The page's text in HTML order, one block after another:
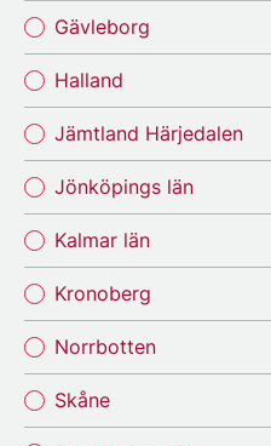
Gävleborg
Halland
Jämtland Härjedalen
Jönköpings län
Kalmar län
Kronoberg
Norrbotten
Skåne